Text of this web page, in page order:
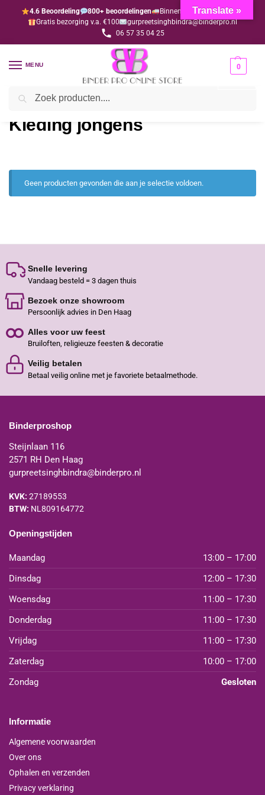
4.6 Beoordeling 800+ beoordelingen
Binnen 1-3 dagen geleverd
Gratis bezorging v.a. €100
gurpreetsinghbindra@binderpro.nl
06 57 35 04 25
MENU 0
Home Kleding / Kleding jongens
Kleding jongens
Geen producten gevonden die aan je selectie voldoen.
Snelle levering
Vandaag besteld = 3 dagen thuis
Bezoek onze showroom
Persoonlijk advies in Den Haag
Alles voor uw feest
Bruiloften, religieuze feesten & decoratie
Veilig betalen
Betaal veilig online met je favoriete betaalmethode.
Binderproshop
Steijnlaan 116
2571 RH Den Haag
gurpreetsinghbindra@binderpro.nl
KVK: 27189553
BTW: NL809164772
Openingstijden
Maandag
13:00 – 17:00
Dinsdag
12:00 – 17:30
Woensdag
11:00 – 17:30
Donderdag
11:00 – 17:30
Vrijdag
11:00 – 17:30
Zaterdag
10:00 – 17:00
Zondag
Gesloten
Informatie
Algemene voorwaarden
Over ons
Ophalen en verzenden
Privacy verklaring
Translate »